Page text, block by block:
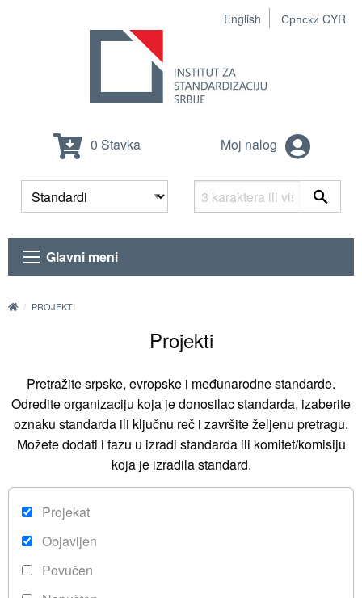
English Српски CYR
0 Stavka Moj nalog
Glavni meni
PROJEKTI
Projekti
Pretražite srpske, evropske i međunarodne standarde.
Odredite organizaciju koja je donosilac standarda, izaberite
oznaku standarda ili ključnu reč i završite željenu pretragu.
Možete dodati i fazu u izradi standarda ili komitet/komisiju
koja je izradila standard.
Projekat
Objavljen
Povučen